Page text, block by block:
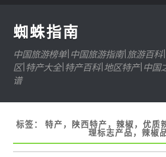
蜘蛛指南
中国旅游榜单|中国旅游指南|旅游百科
区|特产大全|特产百科|地区特产|中国
谱
标签： 特产，陕西特产，辣椒，优质
理标志产品，辣椒